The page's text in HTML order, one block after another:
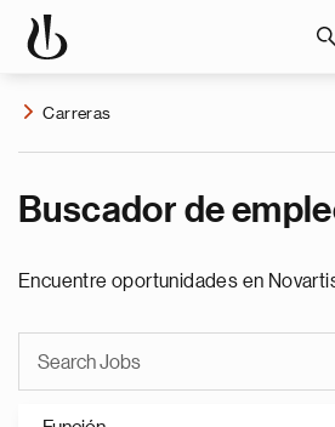
Carreras
Buscador de
Encuentre oportunidades en